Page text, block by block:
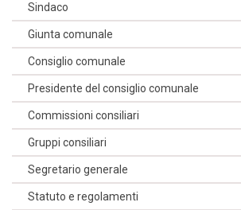
Sindaco
Giunta comunale
Consiglio comunale
Presidente del consiglio comunale
Commissioni consiliari
Gruppi consiliari
Segretario generale
Statuto e regolamenti